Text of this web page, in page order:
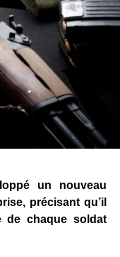
un nouveau
précisant qu’il
de chaque soldat